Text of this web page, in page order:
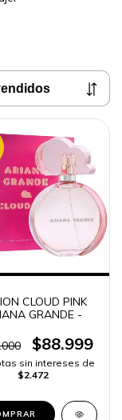
CLOUD PINK
GRANDE -
$88.999
sin intereses de
$2.472